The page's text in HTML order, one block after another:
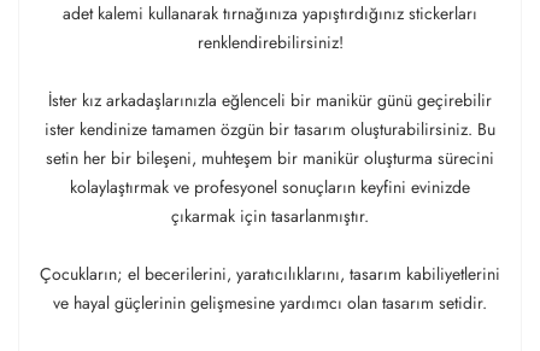
adet kalemi kullanarak tırnağınıza yapıştırdığınız stickerları
renklendirebilirsiniz!
İster kız arkadaşlarınızla eğlenceli bir manikür günü geçirebilir
ister kendinize tamamen özgün bir tasarım oluşturabilirsiniz. Bu
setin her bir bileşeni, muhteşem bir manikür oluşturma sürecini
kolaylaştırmak ve profesyonel sonuçların keyfini evinizde
çıkarmak için tasarlanmıştır.
Çocukların; el becerilerini, yaratıcılıklarını, tasarım kabiliyetlerini
ve hayal güçlerinin gelişmesine yardımcı olan tasarım setidir.